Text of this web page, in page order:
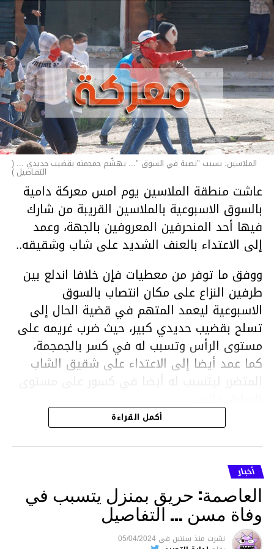
الملاسين: بسبب "نصبة في السوق "... يهشّم جمجمته بقضيب حديدي ... (
التفـاصيل )
عاشت منطقة الملاسين يوم امس معركة دامية
بالسوق الاسبوعية بالملاسين القريبة من شارك
فيها أحد المنحرفين المعروفين بالجهة، وعمد
إلى الاعتداء بالعنف الشديد على شاب وشقيقه..
ووفق ما توفر من معطيات فإن خلافا اندلع بين
طرفين النزاع على مكان انتصاب بالسوق
الاسبوعية ليعمد المتهم في قضية الحال إلى
تسلح بقضيب حديدي كبير، حيث ضرب غريمه على
مستوى الرأس وتسبب له في كسر بالجمجمة،
كما عمد أيضا إلى الاعتداء على شقيق الشاب
المتضرر ليتسبب له أيضا في كسور على مستوى
هذا وقد تمكن أعوان مركز الأمن الوطني بحي
هلال في توقيت قياسي من محاصرة المشتبه به
والقبض عليه وإحالته على التحقيق في خصوص
ما نُسبه إليه.
متابعة
أكمل القراءة
أخبار
العاصمة: حريق بمنزل يتسبب في
وفاة مسن … التفاصيل
نشرت منذ سنتين فى 05/04/2024